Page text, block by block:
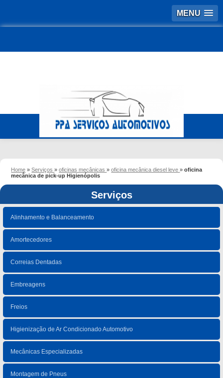
MENU
Home »Serviços»oficinas mecânicas»oficina mecânica diesel leve»oficina
mecânica de pick-up Higienópolis
Serviços
Alinhamento e Balanceamento
Amortecedores
Correias Dentadas
Embreagens
Freios
Higienização de Ar Condicionado Automotivo
Mecânicas Especializadas
Montagem de Pneus